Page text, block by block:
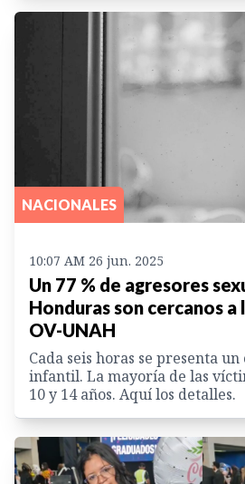
NACIONALES
10:07 AM 26 jun. 2025
Un 77 % de agresores
Honduras son cercanos a
OV-UNAH
Cada seis horas se presenta un
infantil. La mayoría de las
10 y 14 años. Aquí los detalles.